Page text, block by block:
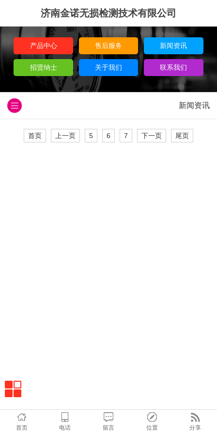
济南金诺无损检测技术有限公司
产品中心 售后服务 新闻资讯
招贤纳士 关于我们 联系我们
新闻资讯
首页 上一页 5 6 7 下一页 尾页
首页 电话 留言 位置 分享